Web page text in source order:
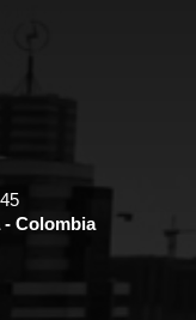
- Colombia